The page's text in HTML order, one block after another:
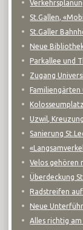
St.Gallen,
St.Galler
Neue
Parkallee und
Zugang
Kolosseumplatz
Uzwil,
Sanierung
Velos gehören
Überdeckung
Radstreifen
Neue
Alles richtig